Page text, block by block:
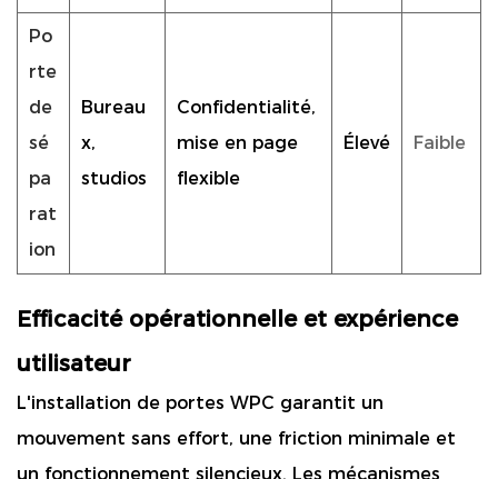
Po
rte
de
sé
pa
rat
ion
Bureau
x,
studios
Confidentialité,
mise en page
flexible
Élevé Faible
Efficacité opérationnelle et expérience
utilisateur
L'installation de portes WPC garantit un
mouvement sans effort, une friction minimale et
un fonctionnement silencieux. Les mécanismes